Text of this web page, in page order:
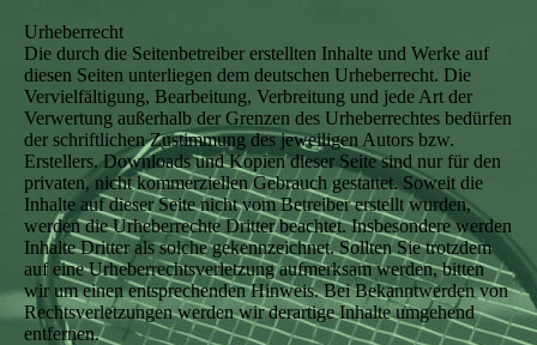
Urheberrecht
Die durch die Seitenbetreiber erstellten Inhalte und Werke auf
diesen Seiten unterliegen dem deutschen Urheberrecht. Die
Vervielfältigung, Bearbeitung, Verbreitung und jede Art der
Verwertung außerhalb der Grenzen des Urheberrechtes bedürfen
der schriftlichen Zustimmung des jeweiligen Autors bzw.
Erstellers. Downloads und Kopien dieser Seite sind nur für den
privaten, nicht kommerziellen Gebrauch gestattet. Soweit die
Inhalte auf dieser Seite nicht vom Betreiber erstellt wurden,
werden die Urheberrechte Dritter beachtet. Insbesondere werden
Inhalte Dritter als solche gekennzeichnet. Sollten Sie trotzdem
auf eine Urheberrechtsverletzung aufmerksam werden, bitten
wir um einen entsprechenden Hinweis. Bei Bekanntwerden von
Rechtsverletzungen werden wir derartige Inhalte umgehend
entfernen.